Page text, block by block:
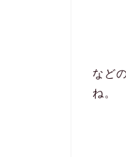
など
ね。